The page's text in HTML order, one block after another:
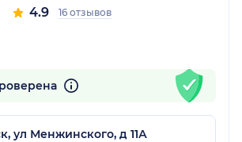
4.9 16 отзывов
ул Менжинского, д 11А